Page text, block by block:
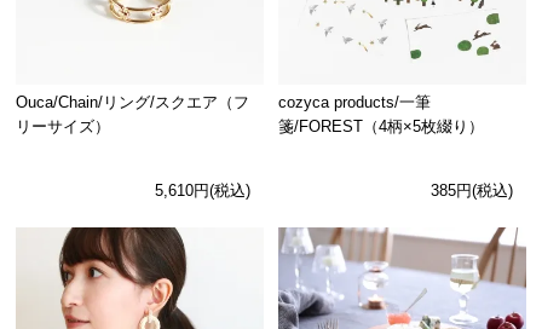
Ouca/Chain/リング/スクエア（フ
リーサイズ）
5,610円(税込)
cozyca products/一筆
箋/FOREST（4柄×5枚綴り）
385円(税込)